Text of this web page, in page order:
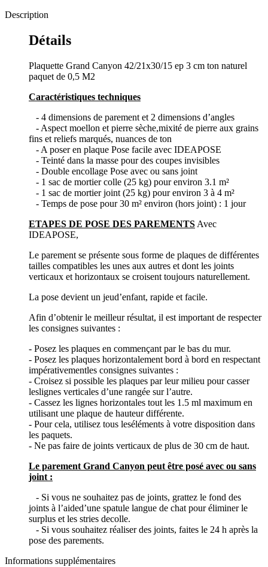
Description
Détails
Plaquette Grand Canyon 42/21x30/15 ep 3 cm ton naturel
paquet de 0,5 M2
Caractéristiques techniques
- 4 dimensions de parement et 2 dimensions d’angles
- Aspect moellon et pierre sèche,mixité de pierre aux grains
fins et reliefs marqués, nuances de ton
- A poser en plaque Pose facile avec IDEAPOSE
- Teinté dans la masse pour des coupes invisibles
- Double encollage Pose avec ou sans joint
- 1 sac de mortier colle (25 kg) pour environ 3.1 m²
- 1 sac de mortier joint (25 kg) pour environ 3 à 4 m²
- Temps de pose pour 30 m² environ (hors joint) : 1 jour
ETAPES DE POSE DES PAREMENTS Avec
IDEAPOSE,
Le parement se présente sous forme de plaques de différentes
tailles compatibles les unes aux autres et dont les joints
verticaux et horizontaux se croisent toujours naturellement.
La pose devient un jeud’enfant, rapide et facile.
Afin d’obtenir le meilleur résultat, il est important de respecter
les consignes suivantes :
- Posez les plaques en commençant par le bas du mur.
- Posez les plaques horizontalement bord à bord en respectant
impérativementles consignes suivantes :
- Croisez si possible les plaques par leur milieu pour casser
leslignes verticales d’une rangée sur l’autre.
- Cassez les lignes horizontales tout les 1.5 ml maximum en
utilisant une plaque de hauteur différente.
- Pour cela, utilisez tous leséléments à votre disposition dans
les paquets.
- Ne pas faire de joints verticaux de plus de 30 cm de haut.
Le parement Grand Canyon peut être posé avec ou sans
joint :
- Si vous ne souhaitez pas de joints, grattez le fond des
joints à l’aided’une spatule langue de chat pour éliminer le
surplus et les stries decolle.
- Si vous souhaitez réaliser des joints, faites le 24 h après la
pose des parements.
Informations supplémentaires